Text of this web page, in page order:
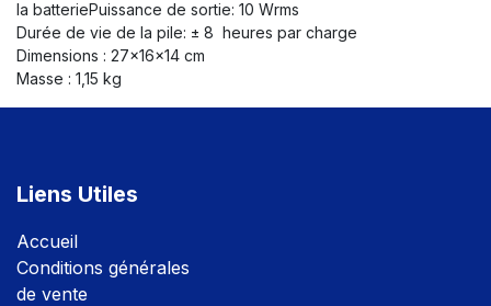
la batteriePuissance de sortie: 10 Wrms
Durée de vie de la pile: ± 8 heures par charge
Dimensions : 27x16x14 cm
Masse : 1,15 kg
Liens Utiles
Accueil
Conditions générales
de vente